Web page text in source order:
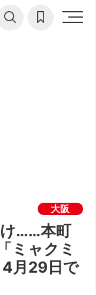
大阪
け……本町
ミャクミ
4月29日で